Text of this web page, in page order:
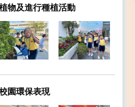
物及進行種植活動
園環保表現